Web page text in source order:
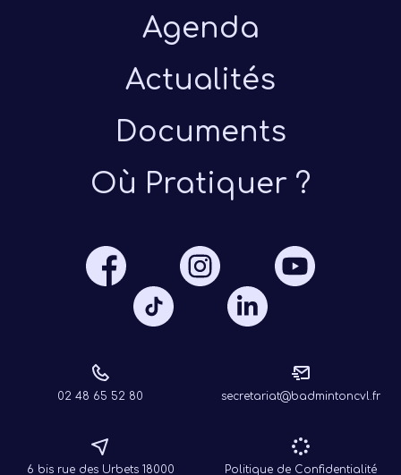
Agenda
Actualités
Documents
Où Pratiquer ?
02 48 65 52 80 secretariat@badmintoncvl.fr
6 bis rue des Urbets 18000 Politique de Confidentialité